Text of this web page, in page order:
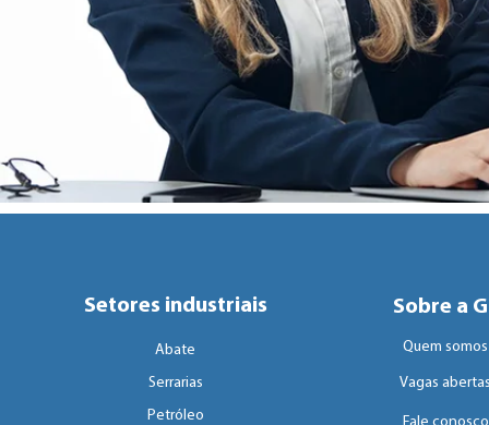
Setores industriais
Abate
Serrarias
Petróleo
Sobre a
Quem somos
Vagas